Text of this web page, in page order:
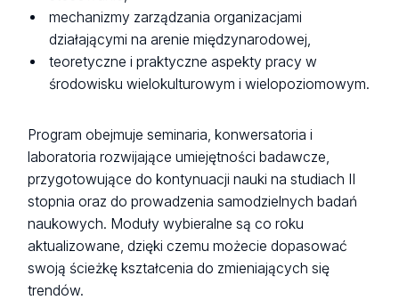
mechanizmy zarządzania organizacjami
działającymi na arenie międzynarodowej,
teoretyczne i praktyczne aspekty pracy w
środowisku wielokulturowym i wielopoziomowym.
Program obejmuje seminaria, konwersatoria i
laboratoria rozwijające umiejętności badawcze,
przygotowujące do kontynuacji nauki na studiach II
stopnia oraz do prowadzenia samodzielnych badań
naukowych. Moduły wybieralne są co roku
aktualizowane, dzięki czemu możecie dopasować
swoją ścieżkę kształcenia do zmieniających się
trendów.